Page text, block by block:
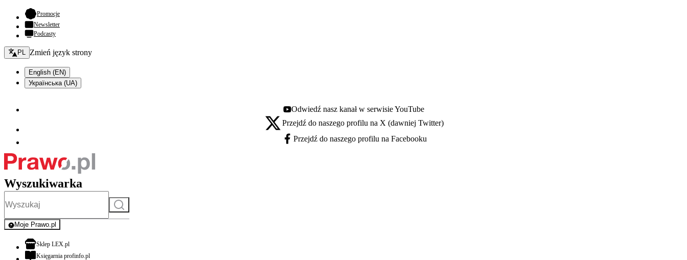
Promocje- otwiera się w nowej karcie
Newsletter
Podcasty
Zmień język - bieżący:
PL Zmień język strony
English (EN)
Українська (UA)
Youtube - otwiera się w nowej karcie
Odwiedź nasz kanał w serwisie YouTube
X - otwiera się w nowej karcie
Przejdź do naszego profilu na X (dawniej Twitter)
Facebook - otwiera się w nowej karcie
Przejdź do naszego profilu na Facebooku
Wyszukiwarka
Szukaj
Moje Prawo.pl
- rejestracja i logowanie do serwisu
Sklep LEX.plotwiera się w nowej karcie
Księgarnia profinfo.plotwiera się w nowej karcie